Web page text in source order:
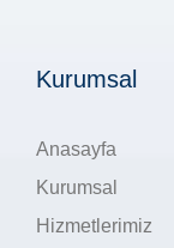
Kurumsal
Anasayfa
Kurumsal
Hizmetlerimiz